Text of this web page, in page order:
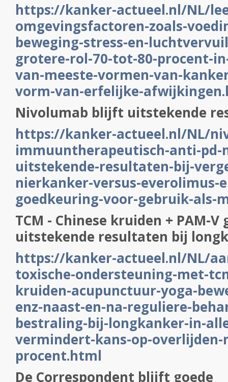
https://kanker-actueel.nl/NL/
omgevingsfactoren-zoals-
beweging-stress-en-
grotere-rol-70-tot-80-procent-
van-meeste-vormen-van-
vorm-van-erfelijke-
Nivolumab blijft uitstekende
https://kanker-actueel.nl/NL/
immuuntherapeutisch-anti-pd-
uitstekende-resultaten-bij-
nierkanker-versus-everolimus-
goedkeuring-voor-gebruik-als-
TCM - Chinese kruiden + PAM-V
uitstekende resultaten bij
https://kanker-actueel.nl/NL/
toxische-ondersteuning-met-
kruiden-acupunctuur-yoga-
enz-naast-en-na-reguliere-
bestraling-bij-longkanker-in-
vermindert-kans-op-overlijden-
procent.html
De Correspondent blijft goede